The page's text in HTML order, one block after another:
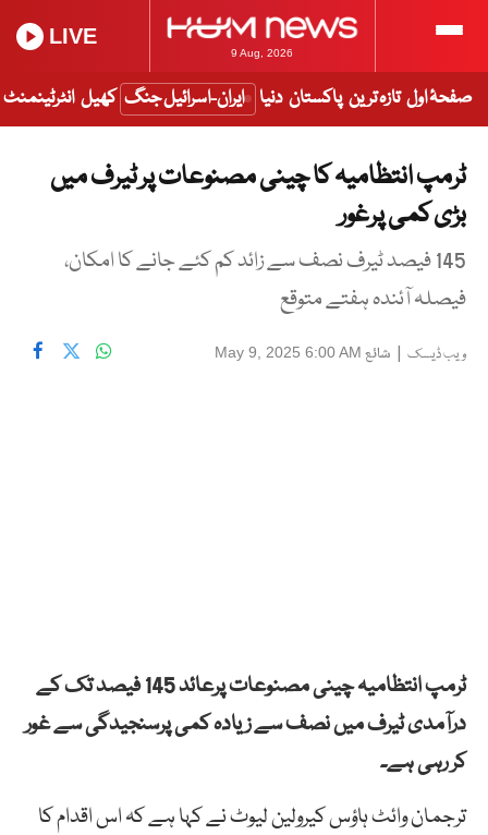
9 Aug, 2026
LIVE
صفحۂ اول تازہ ترین پاکستان دنیا ایران-اسرائیل جنگ کھیل انٹرٹینمنٹ
ٹرمپ انتظامیہ کا چینی مصنوعات پر ٹیرف میں
بڑی کمی پرغور
145 فیصد ٹیرف نصف سے زائد کم کئے جانے کا امکان،
فیصلہ آئندہ ہفتے متوقع
ویب ڈیسک | شائع May 9, 2025 6:00 AM
ٹرمپ انتظامیہ چینی مصنوعات پرعائد 145 فیصد تک کے
درآمدی ٹیرف میں نصف سے زیادہ کمی پرسنجیدگی سے غور
کر رہی ہے۔
ترجمان وائٹ ہاؤس کیرولین لیوٹ نے کہا ہے کہ اس اقدام کا